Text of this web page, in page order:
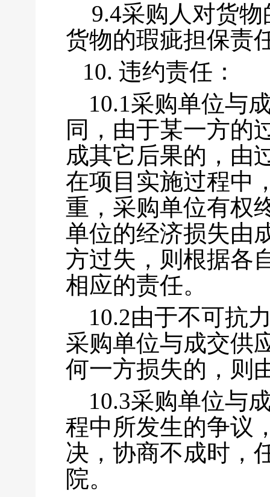
9.4采购人对货
货物的瑕疵担保责
10. 违约责任：
10.1采购单位与
同，由于某一方的
成其它后果的，由
在项目实施过程中
重，采购单位有权
单位的经济损失由
方过失，则根据各
相应的责任。
10.2由于不可抗
采购单位与成交供
何一方损失的，则
10.3采购单位与
程中所发生的争议
决，协商不成时，
院。